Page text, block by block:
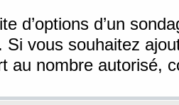
d’options d’un
Si vous souhaitez
au nombre autorisé,